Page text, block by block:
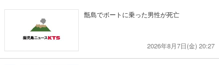
甑島でボートに乗った男性が死亡
2026年8月7日(金) 20:27